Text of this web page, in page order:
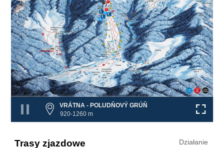
4
6
13
7
5
❌
❌
❌
VRÁTNA - POLUDŇOVÝ GRÚŇ
920-1260 m
Trasy zjazdowe Działanie